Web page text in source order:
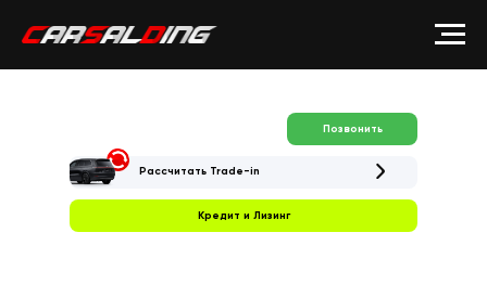
Рассчитать Trade-in
Кредит и Лизинг
Позвонить